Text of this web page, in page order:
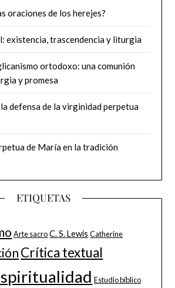
oraciones de los herejes?
existencia, trascendencia y liturgia
ortodoxo: una comunión
y promesa
defensa de la virginidad perpetua
de María en la tradición
ETIQUETAS
Arte sacro C. S. Lewis Catherine
Crítica textual
Estudio bíblico